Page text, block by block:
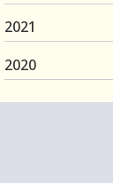
2021
2020